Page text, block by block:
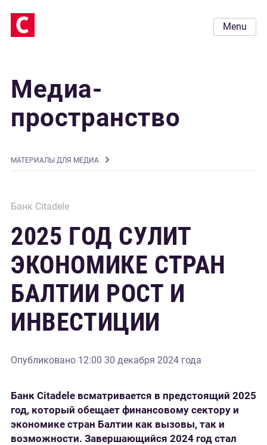
Menu
Медиа-
пространство
MАТЕРИАЛЫ ДЛЯ МЕДИА
Банк Citadele
2025 ГОД СУЛИТ
ЭКОНОМИКЕ СТРАН
БАЛТИИ РОСТ И
ИНВЕСТИЦИИ
Опубликовано 12:00 30 декабря 2024 года
Банк Citadele всматривается в предстоящий 2025
год, который обещает финансовому сектору и
экономике стран Балтии как вызовы, так и
возможности. Завершающийся 2024 год стал